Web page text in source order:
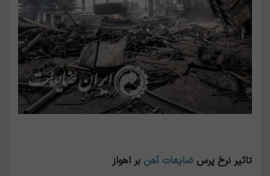
تاثیر نرخ پرس ضایعات آهن بر اهواز